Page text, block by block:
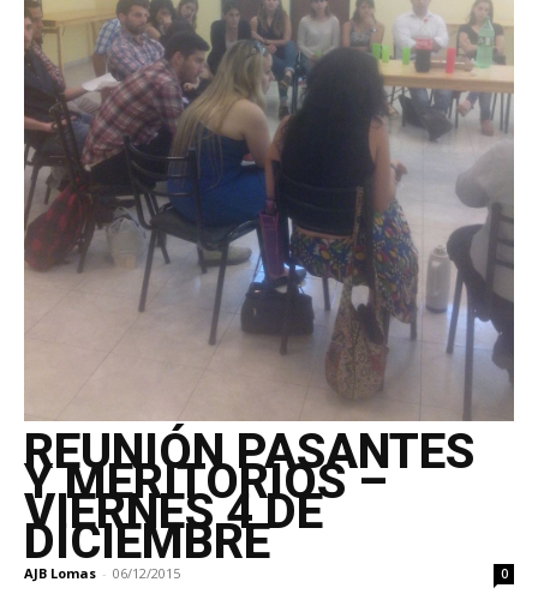
REUNIÓN PASANTES
Y MERITORIOS –
VIERNES 4 DE
DICIEMBRE
AJB Lomas - 06/12/2015 0